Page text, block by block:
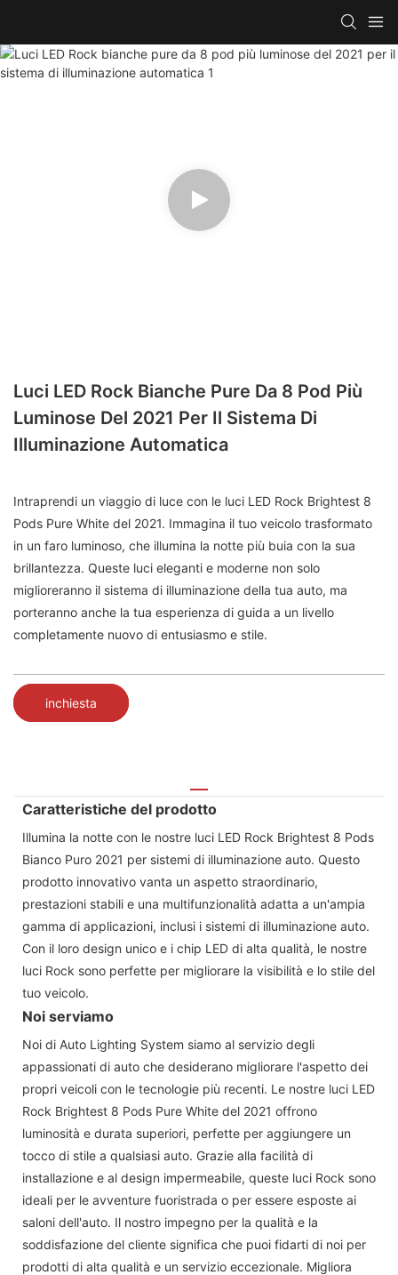
Luci LED Rock Bianche Pure Da 8 Pod Più
Luminose Del 2021 Per Il Sistema Di
Illuminazione Automatica
Intraprendi un viaggio di luce con le luci LED Rock Brightest 8
Pods Pure White del 2021. Immagina il tuo veicolo trasformato
in un faro luminoso, che illumina la notte più buia con la sua
brillantezza. Queste luci eleganti e moderne non solo
miglioreranno il sistema di illuminazione della tua auto, ma
porteranno anche la tua esperienza di guida a un livello
completamente nuovo di entusiasmo e stile.
inchiesta
Caratteristiche del prodotto
Illumina la notte con le nostre luci LED Rock Brightest 8 Pods
Bianco Puro 2021 per sistemi di illuminazione auto. Questo
prodotto innovativo vanta un aspetto straordinario,
prestazioni stabili e una multifunzionalità adatta a un'ampia
gamma di applicazioni, inclusi i sistemi di illuminazione auto.
Con il loro design unico e i chip LED di alta qualità, le nostre
luci Rock sono perfette per migliorare la visibilità e lo stile del
tuo veicolo.
Noi serviamo
Noi di Auto Lighting System siamo al servizio degli
appassionati di auto che desiderano migliorare l'aspetto dei
propri veicoli con le tecnologie più recenti. Le nostre luci LED
Rock Brightest 8 Pods Pure White del 2021 offrono
luminosità e durata superiori, perfette per aggiungere un
tocco di stile a qualsiasi auto. Grazie alla facilità di
installazione e al design impermeabile, queste luci Rock sono
ideali per le avventure fuoristrada o per essere esposte ai
saloni dell'auto. Il nostro impegno per la qualità e la
soddisfazione del cliente significa che puoi fidarti di noi per
prodotti di alta qualità e un servizio eccezionale. Migliora